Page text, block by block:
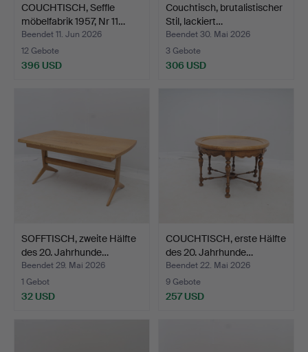
COUCHTISCH, Seffle
möbelfabrik 1957, Nr 11…
Beendet 11. Jun 2026
12 Gebote
396 USD
Couchtisch, brutalistischer
Stil, lackiert…
Beendet 30. Mai 2026
3 Gebote
306 USD
SOFFTISCH, zweite Hälfte
des 20. Jahrhunde…
Beendet 29. Mai 2026
1 Gebot
32 USD
COUCHTISCH, erste Hälfte
des 20. Jahrhunde…
Beendet 22. Mai 2026
9 Gebote
257 USD